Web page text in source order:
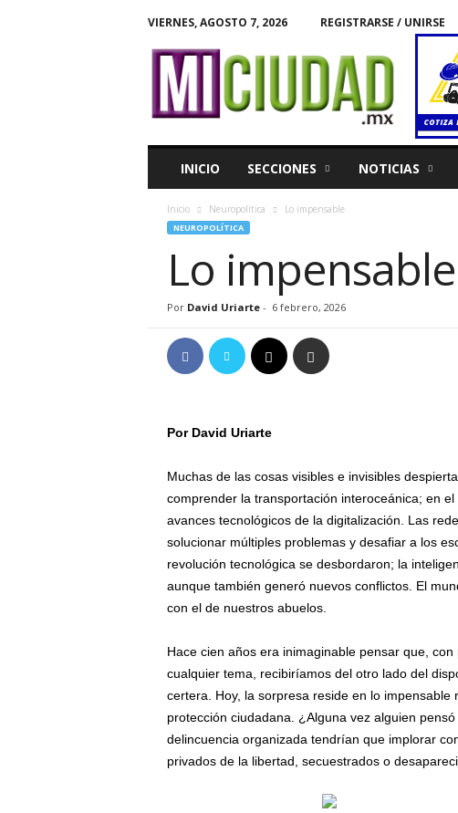
VIERNES, AGOSTO 7, 2026 REGISTRARSE / UNIRSE
u
INICIO SECCIONES NOTICIAS
Inicio Neuropolítica Lo impensable
NEUROPOLÍTICA
Lo impensable
Por David Uriarte- 6 febrero, 2026
Por David Uriarte
Muchas de las cosas visibles e invisibles
comprender la transportación interoceánica; en
avances tecnológicos de la digitalización. Las
solucionar múltiples problemas y desafiar a los
revolución tecnológica se desbordaron; la
aunque también generó nuevos conflictos. El
con el de nuestros abuelos.
Hace cien años era inimaginable pensar que,
cualquier tema, recibiríamos del otro lado del
certera. Hoy, la sorpresa reside en lo
protección ciudadana. ¿Alguna vez alguien
delincuencia organizada tendrían que implorar
privados de la libertad, secuestrados o